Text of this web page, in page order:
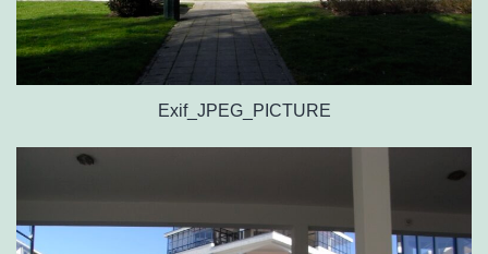
Exif_JPEG_PICTURE